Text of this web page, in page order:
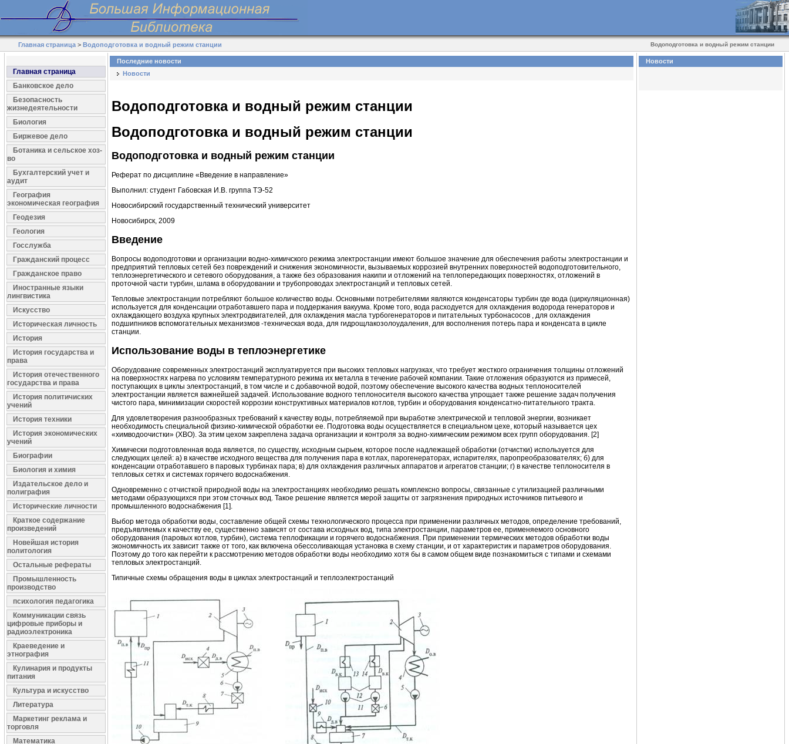
Главная страница >Водоподготовка и водный режим станции Водоподготовка и водный режим станции
Главная страница
Банковское дело
Безопасность
жизнедеятельности
Биология
Биржевое дело
Ботаника и сельское хоз-
во
Бухгалтерский учет и
аудит
География
экономическая география
Геодезия
Геология
Госслужба
Гражданский процесс
Гражданское право
Иностранные языки
лингвистика
Искусство
Историческая личность
История
История государства и
права
История отечественного
государства и права
История политичиских
учений
История техники
История экономических
учений
Биографии
Биология и химия
Издательское дело и
полиграфия
Исторические личности
Краткое содержание
произведений
Новейшая история
политология
Остальные рефераты
Промышленность
производство
психология педагогика
Коммуникации связь
цифровые приборы и
радиоэлектроника
Краеведение и
этнография
Кулинария и продукты
питания
Культура и искусство
Литература
Маркетинг реклама и
торговля
Математика
Последние новости
Новости
Водоподготовка и водный режим станции
Водоподготовка и водный режим станции
Водоподготовка и водный режим станции
Реферат по дисциплине «Введение в направление»
Выполнил: студент Габовская И.В. группа ТЭ-52
Новосибирский государственный технический университет
Новосибирск, 2009
Введение
Вопросы водоподготовки и организации водно-химичского режима электростанции имеют большое значение для обеспечения работы электростанции и
предприятий тепловых сетей без повреждений и снижения экономичности, вызываемых коррозией внутренних поверхностей водоподготовительного,
теплоэнергетического и сетевого оборудования, а также без образования накипи и отложений на теплопередающих поверхностях, отложений в
проточной части турбин, шлама в оборудовании и трубопроводах электростанций и тепловых сетей.
Тепловые электростанции потребляют большое количество воды. Основными потребителями являются конденсаторы турбин где вода (циркуляционная)
используется для конденсации отработавшего пара и поддержания вакуума. Кроме того, вода расходуется для охлаждения водорода генераторов и
охлаждающего воздуха крупных электродвигателей, для охлаждения масла турбогенераторов и питательных турбонасосов , для охлаждения
подшипников вспомогательных механизмов -техническая вода, для гидрощлакозолоудаления, для восполнения потерь пара и конденсата в цикле
станции.
Использование воды в теплоэнергетике
Оборудование современных электростанций эксплуатируется при высоких тепловых нагрузках, что требует жесткого ограничения толщины отложений
на поверхностях нагрева по условиям температурного режима их металла в течение рабочей компании. Такие отложения образуются из примесей,
поступающих в циклы электростанций, в том числе и с добавочной водой, поэтому обеспечение высокого качества водных теплоносителей
электростанции является важнейшей задачей. Использование водного теплоносителя высокого качества упрощает также решение задач получения
чистого пара, минимизации скоростей коррозии конструктивных материалов котлов, турбин и оборудования конденсатно-питательного тракта.
Для удовлетворения разнообразных требований к качеству воды, потребляемой при выработке электрической и тепловой энергии, возникает
необходимость специальной физико-химической обработки ее. Подготовка воды осуществляется в специальном цехе, который называется цех
«химводоочистки» (ХВО). За этим цехом закреплена задача организации и контроля за водно-химическим режимом всех групп оборудования. [2]
Химически подготовленная вода является, по существу, исходным сырьем, которое после надлежащей обработки (отчистки) используется для
следующих целей: а) в качестве исходного вещества для получения пара в котлах, парогенераторах, испарителях, паропреобразователях; б) для
конденсации отработавшего в паровых турбинах пара; в) для охлаждения различных аппаратов и агрегатов станции; г) в качестве теплоносителя в
тепловых сетях и системах горячего водоснабжения.
Одновременно с отчисткой природной воды на электростанциях необходимо решать комплексно вопросы, связанные с утилизацией различными
методами образующихся при этом сточных вод. Такое решение является мерой защиты от загрязнения природных источников питьевого и
промышленного водоснабжения [1].
Выбор метода обработки воды, составление общей схемы технологического процесса при применении различных методов, определение требований,
предъявляемых к качеству ее, существенно зависят от состава исходных вод, типа электростанции, параметров ее, применяемого основного
оборудования (паровых котлов, турбин), система теплофикации и горячего водоснабжения. При применении термических методов обработки воды
экономичность их зависит также от того, как включена обессоливающая установка в схему станции, и от характеристик и параметров оборудования.
Поэтому до того как перейти к рассмотрению методов обработки воды необходимо хотя бы в самом общем виде познакомиться с типами и схемами
тепловых электростанций.
Типичные схемы обращения воды в циклах электростанций и теплоэлектростанций
Новости